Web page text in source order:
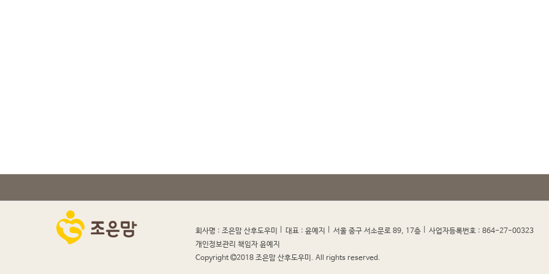
회사명 : 조은맘 산후도우미 대표 : 윤예지 서울 중구 서소문로 89, 17층 사업자등록번호 : 864-27-00323
개인정보관리 책임자 윤예지
Copyright
2018 조은맘 산후도우미. All rights reserved.